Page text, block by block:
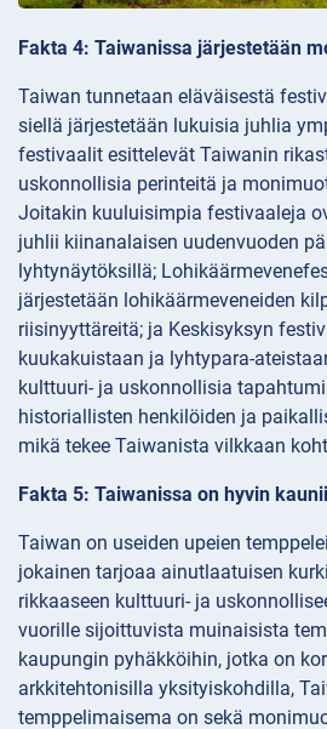
Fakta 4: Taiwanissa järjestetään
Taiwan tunnetaan eläväisestä
siellä järjestetään lukuisia juhlia
festivaalit esittelevät Taiwanin
uskonnollisia perinteitä ja
Joitakin kuuluisimpia festivaaleja
juhlii kiinanalaisen uudenvuoden
lyhtynäytöksillä;
järjestetään lohikäärmeveneiden
riisinyyttäreitä; ja Keskisyksyn
kuukakuistaan ja lyhtypara-
kulttuuri- ja uskonnollisia
historiallisten henkilöiden ja
mikä tekee Taiwanista vilkkaan
Fakta 5: Taiwanissa on hyvin
Taiwan on useiden upeien
jokainen tarjoaa ainutlaatuisen
rikkaaseen kulttuuri- ja
vuorille sijoittuvista muinaisista
kaupungin pyhäkköihin, jotka on
arkkitehtonisilla yksityiskohdilla,
temppelimaisema on sekä